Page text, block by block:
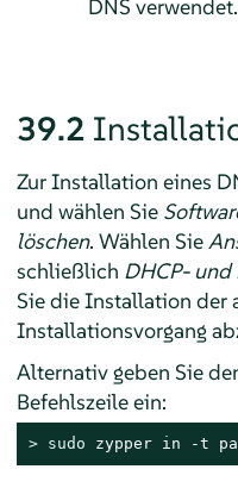
DNS verwendet.
39.2
Zur Installation eines
und wählen Sie
löschen. Wählen Sie
schließlich DHCP- und
Sie die Installation der
Installationsvorgang
Alternativ geben Sie
Befehlszeile ein:
> sudo zypper in -t